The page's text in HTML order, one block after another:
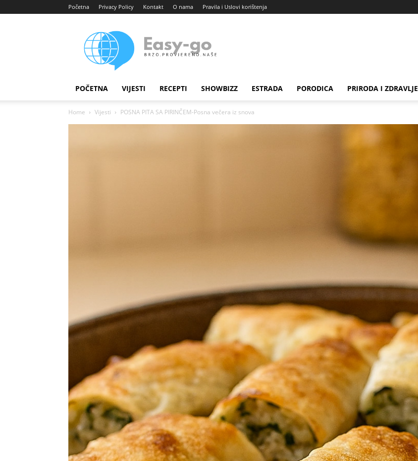
Početna Privacy Policy Kontakt O nama Pravila i Uslovi korištenja
portal
POČETNA VIJESTI RECEPTI SHOWBIZZ ESTRADA PORODICA PRIRODA I ZDRAVLJE
Home Vijesti POSNA PITA SA PIRINČEM-Posna večera iz snova